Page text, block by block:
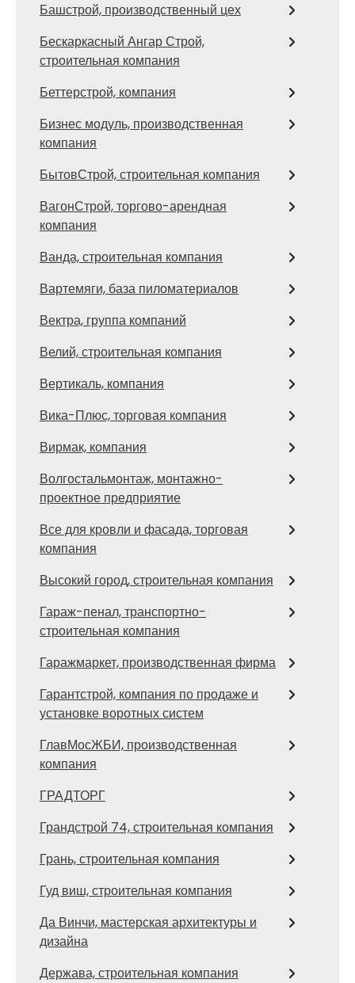
Башстрой, производственный цех
Бескаркасный Ангар Строй,
строительная компания
Беттерстрой, компания
Бизнес модуль, производственная
компания
БытовСтрой, строительная компания
ВагонСтрой, торгово-арендная
компания
Ванда, строительная компания
Вартемяги, база пиломатериалов
Вектра, группа компаний
Велий, строительная компания
Вертикаль, компания
Вика-Плюс, торговая компания
Вирмак, компания
Волгостальмонтаж, монтажно-
проектное предприятие
Все для кровли и фасада, торговая
компания
Высокий город, строительная компания
Гараж-пенал, транспортно-
строительная компания
Гаражмаркет, производственная фирма
Гарантстрой, компания по продаже и
установке воротных систем
ГлавМосЖБИ, производственная
компания
ГРАДТОРГ
Грандстрой 74, строительная компания
Грань, строительная компания
Гуд виш, строительная компания
Да Винчи, мастерская архитектуры и
дизайна
Держава, строительная компания